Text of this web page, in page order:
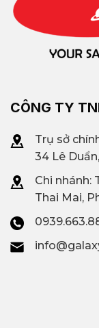
CÔNG TY
Trụ sở
34 Lê
Chi nhánh:
Thai Mai,